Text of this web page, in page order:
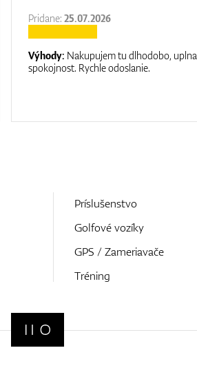
Pridane:25.07.2026
Výhody: Nakupujem tu dlhodobo, uplna
spokojnost. Rychle odoslanie.
Príslušenstvo
Golfové vozíky
GPS / Zameriavače
Tréning